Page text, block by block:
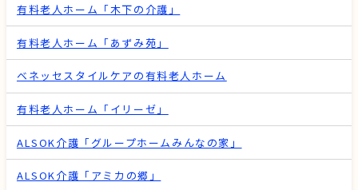
有料老人ホーム「木下の介護」
有料老人ホーム「あずみ苑」
ベネッセスタイルケアの有料老人ホーム
有料老人ホーム「イリーゼ」
ALSOK介護「グループホームみんなの家」
ALSOK介護「アミカの郷」